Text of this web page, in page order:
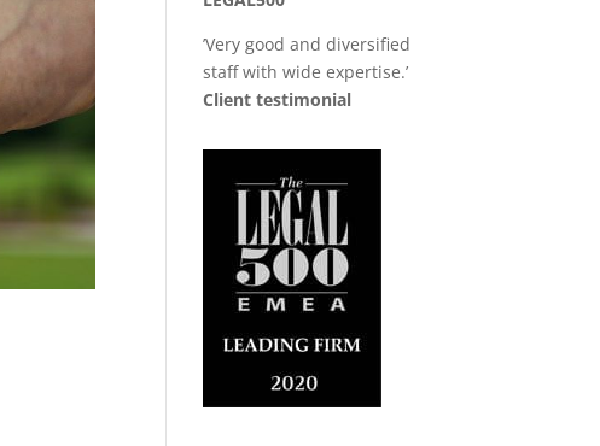
’Very good and diversified
staff with wide expertise.’
Client testimonial